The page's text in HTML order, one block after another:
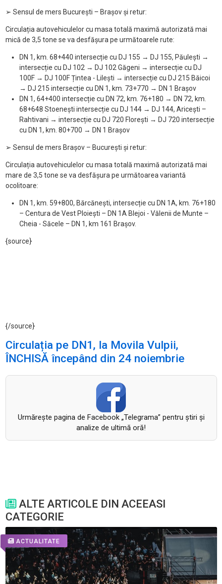
➢ Sensul de mers București – Brașov și retur:
Circulația autovehiculelor cu masa totală maximă autorizată mai
mică de 3,5 tone se va desfășura pe următoarele rute:
DN 1, km. 68+440 intersecție cu DJ 155 → DJ 155, Păulești →
intersecție cu DJ 102 → DJ 102 Găgeni → intersecție cu DJ
100F → DJ 100FȚintea - Lilești → intersecție cu DJ 215 Băicoi
→ DJ 215 intersecție cu DN 1, km. 73+770 → DN 1 Brașov
DN 1, 64+400 intersecție cu DN 72, km. 76+180 → DN 72, km.
68+648 Stoenești intersecție cu DJ 144 → DJ 144, Aricești –
Rahtivani → intersecție cu DJ 720 Florești → DJ 720 intersecție
cu DN 1, km. 80+700 → DN 1 Brașov
➢ Sensul de mers Brașov – București și retur:
Circulația autovehiculelor cu masa totală maximă autorizată mai
mare de 3,5 tone se va desfășura pe următoarea variantă
ocolitoare:
DN 1, km. 59+800, Bărcănești, intersecție cu DN 1A, km. 76+180
– Centura de Vest Ploiești – DN 1A Blejoi - Vălenii de Munte –
Cheia - Săcele – DN 1, km 161 Brașov.
{source}
{/source}
Circulația pe DN1, la Movila Vulpii,
ÎNCHISĂ începând din 24 noiembrie
Urmăreşte pagina de Facebook „Telegrama” pentru ştiri şi
analize de ultimă oră!
ALTE ARTICOLE DIN ACEEASI
CATEGORIE
ACTUALITATE